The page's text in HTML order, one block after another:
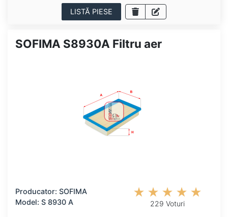
LISTĂ PIESE
SOFIMA S8930A Filtru aer
Producator: SOFIMA
Model: S 8930 A
229 Voturi